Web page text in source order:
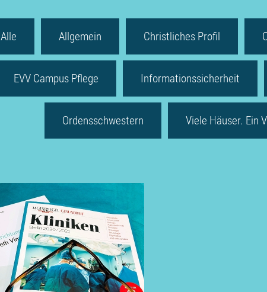
Alle Allgemein Christliches Profil
EVV Campus Pflege Informationssicherheit
Ordensschwestern Viele Häuser. Ein